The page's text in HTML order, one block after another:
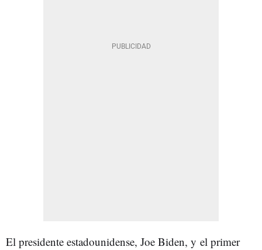
El presidente estadounidense, Joe Biden, y el primer